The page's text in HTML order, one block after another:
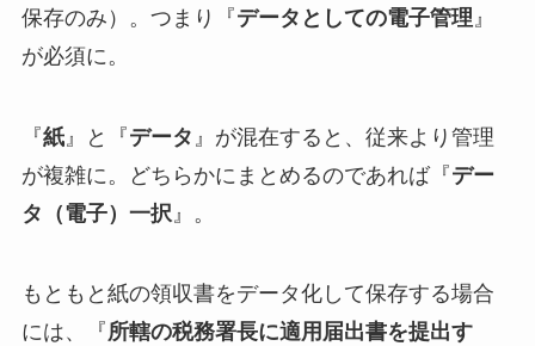
保存のみ）。つまり『データとしての電子管理 』
が必須に。
『紙』と『データ 』が混在すると、従来より管理
が複雑に。どちらかにまとめるのであれば『デー
タ（電子）一択 』。
もともと紙の領収書をデータ化して保存する場合
には、『所轄の税務署長に適用届出書を提出す